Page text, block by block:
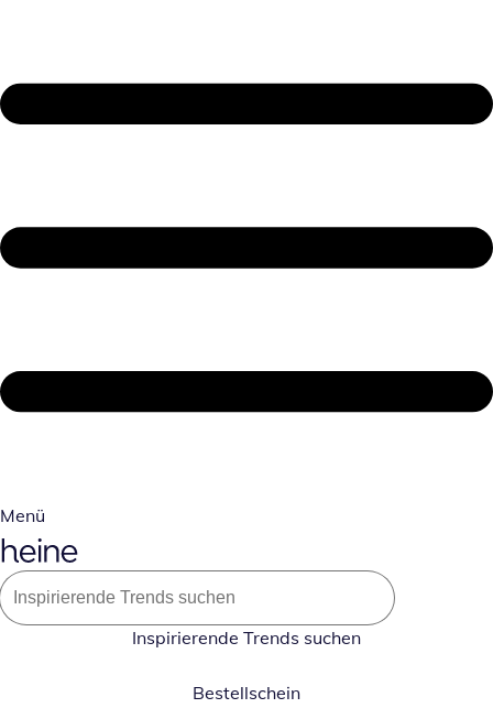
Menü
Inspirierende Trends suchen
Bestellschein